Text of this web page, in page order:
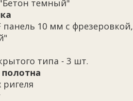
темный"
панель 10 мм с фрезеровкой,
типа - 3 шт.